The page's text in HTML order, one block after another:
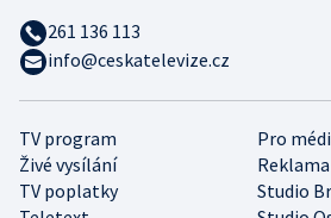
TV program
Pro
Živé vysílání
Reklama
TV poplatky
Studio
261 136 113
info@ceskatelevize.cz